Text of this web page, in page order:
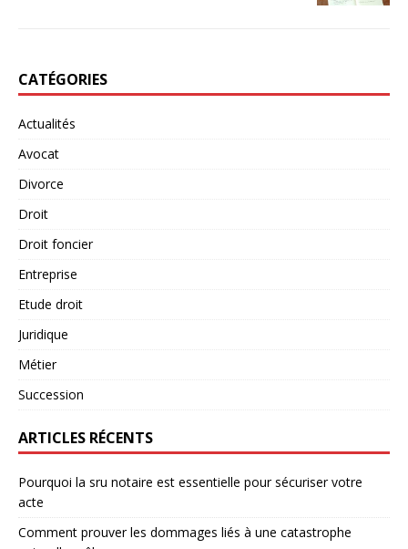
CATÉGORIES
Actualités
Avocat
Divorce
Droit
Droit foncier
Entreprise
Etude droit
Juridique
Métier
Succession
ARTICLES RÉCENTS
Pourquoi la sru notaire est essentielle pour sécuriser votre
acte
Comment prouver les dommages liés à une catastrophe